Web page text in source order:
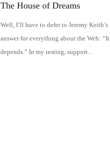
The House of Dreams
Well, I’ll have to defer to Jeremy Keith’s
answer for everything about the Web: “It
depends.” In my testing, support…